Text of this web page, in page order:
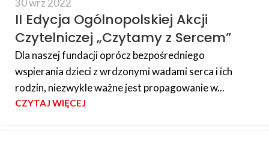
30 wrz 2022
II Edycja Ogólnopolskiej Akcji
Czytelniczej „Czytamy z Sercem”
Dla naszej fundacji oprócz bezpośredniego
wspierania dzieci z wrdzonymi wadami serca i ich
rodzin, niezwykle ważne jest propagowanie w...
CZYTAJ WIĘCEJ